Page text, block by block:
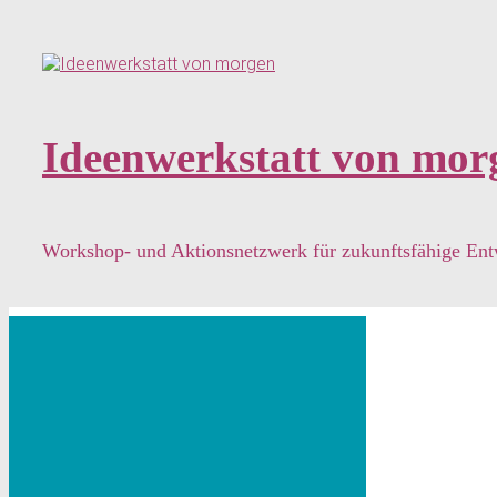
springen
Ideenwerkstatt von
Workshop- und Aktionsnetzwerk für zukunftsfähige